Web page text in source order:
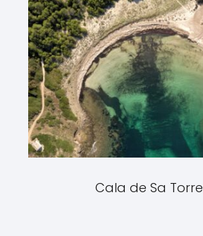
Cala de Sa